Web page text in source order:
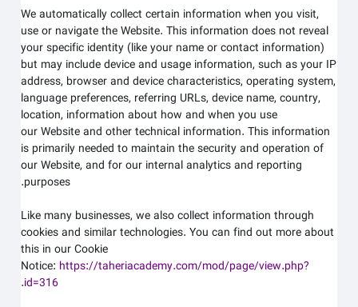
We automatically collect certain information when you visit,
use or navigate theWebsite. This information does not reveal
your specific identity (like your name or contact information)
but may include device and usage information, such as your IP
address, browser and device characteristics, operating system,
language preferences, referring URLs, device name, country,
location, information about how and when you use
ourWebsiteand other technical information. This information
is primarily needed to maintain the security and operation of
ourWebsite, and for our internal analytics and reporting
purposes.
Like many businesses, we also collect information through
cookies and similar technologies. You can find out more about
this in our Cookie
Notice:https://taheriacademy.com/mod/page/view.php?
id=316
.